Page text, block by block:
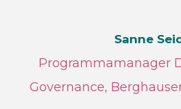
Sanne
Programmamanager
Governance,